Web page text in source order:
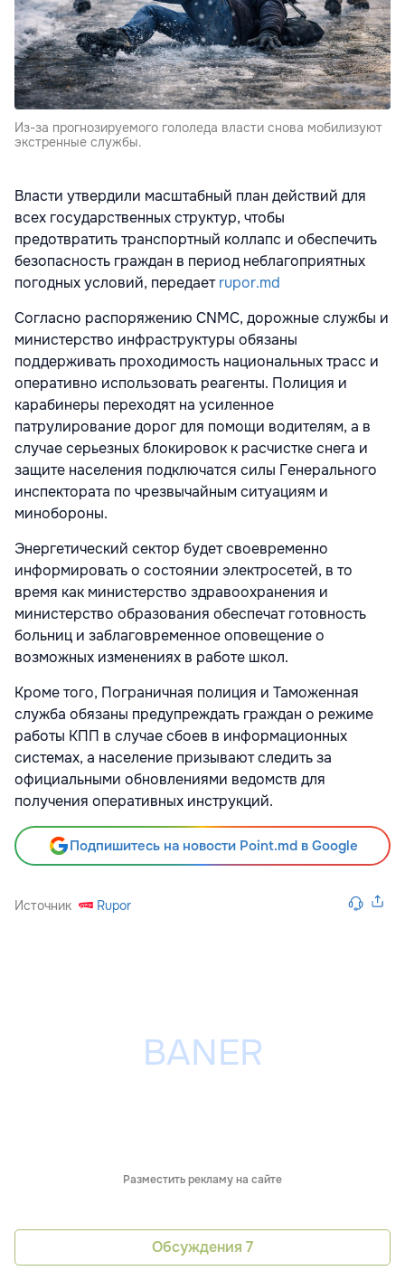
Из-за прогнозируемого гололеда власти снова мобилизуют
экстренные службы.
Власти утвердили масштабный план действий для
всех государственных структур, чтобы
предотвратить транспортный коллапс и обеспечить
безопасность граждан в период неблагоприятных
погодных условий, передаетrupor.md
Согласно распоряжению CNMC, дорожные службы и
министерство инфраструктуры обязаны
поддерживать проходимость национальных трасс и
оперативно использовать реагенты. Полиция и
карабинеры переходят на усиленное
патрулирование дорог для помощи водителям, а в
случае серьезных блокировок к расчистке снега и
защите населения подключатся силы Генерального
инспектората по чрезвычайным ситуациям и
минобороны.
Энергетический сектор будет своевременно
информировать о состоянии электросетей, в то
время как министерство здравоохранения и
министерство образования обеспечат готовность
больниц и заблаговременное оповещение о
возможных изменениях в работе школ.
Кроме того, Пограничная полиция и Таможенная
служба обязаны предупреждать граждан о режиме
работы КПП в случае сбоев в информационных
системах, а население призывают следить за
официальными обновлениями ведомств для
получения оперативных инструкций.
Подпишитесь на новости Point.md в Google
Источник Rupor
Разместить рекламу на сайте
Обсуждения 7